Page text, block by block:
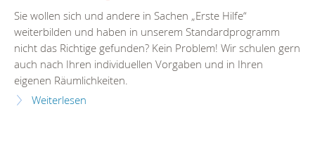
Sie wollen sich und andere in Sachen „Erste Hilfe“
weiterbilden und haben in unserem Standardprogramm
nicht das Richtige gefunden? Kein Problem! Wir schulen gern
auch nach Ihren individuellen Vorgaben und in Ihren
eigenen Räumlichkeiten.
Weiterlesen